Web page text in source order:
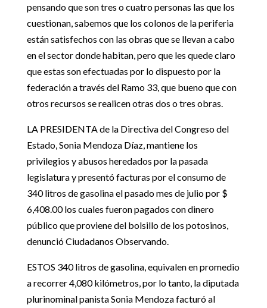
pensando que son tres o cuatro personas las que los
cuestionan, sabemos que los colonos de la periferia
están satisfechos con las obras que se llevan a cabo
en el sector donde habitan, pero que les quede claro
que estas son efectuadas por lo dispuesto por la
federación a través del Ramo 33, que bueno que con
otros recursos se realicen otras dos o tres obras.
LA PRESIDENTA de la Directiva del Congreso del
Estado, Sonia Mendoza Díaz, mantiene los
privilegios y abusos heredados por la pasada
legislatura y presentó facturas por el consumo de
340 litros de gasolina el pasado mes de julio por $
6,408.00 los cuales fueron pagados con dinero
público que proviene del bolsillo de los potosinos,
denunció Ciudadanos Observando.
ESTOS 340 litros de gasolina, equivalen en promedio
a recorrer 4,080 kilómetros, por lo tanto, la diputada
plurinominal panista Sonia Mendoza facturó al